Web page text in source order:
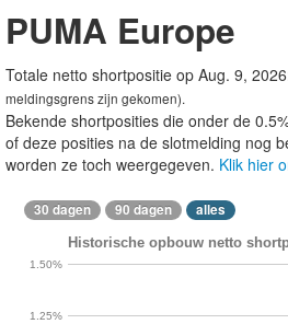
PUMA Europe
Totale netto shortpositie op Aug. 9,
meldingsgrens zijn gekomen).
Bekende shortposities die onder de
of deze posities na de slotmelding nog
worden ze toch weergegeven. Klik hier
30 dagen 90 dagen alles
Historische opbouw netto
1.25%
1.50%